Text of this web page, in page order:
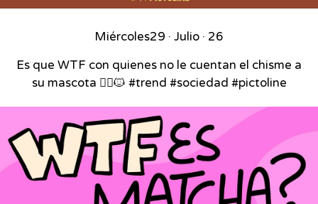
Miércoles29 · Julio · 26
Es que WTF con quienes no le cuentan el chisme a
su mascota 🙂‍↕️🐱 #trend #sociedad #pictoline